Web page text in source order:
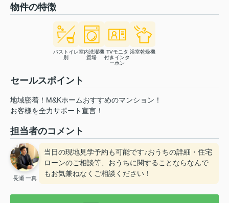
物件の特徴
バストイレ
別
室内洗濯機
置場
TVモニタ
付きインタ
ーホン
浴室乾燥機
セールスポイント
地域密着！M&Kホームおすすめのマンション！
お客様を全力サポート宣言！
担当者のコメント
長瀬 一真
当日の現地見学予約も可能です♪おうちの詳細・住宅
ローンのご相談等、おうちに関することならなんで
もお気兼ねなくご相談ください！